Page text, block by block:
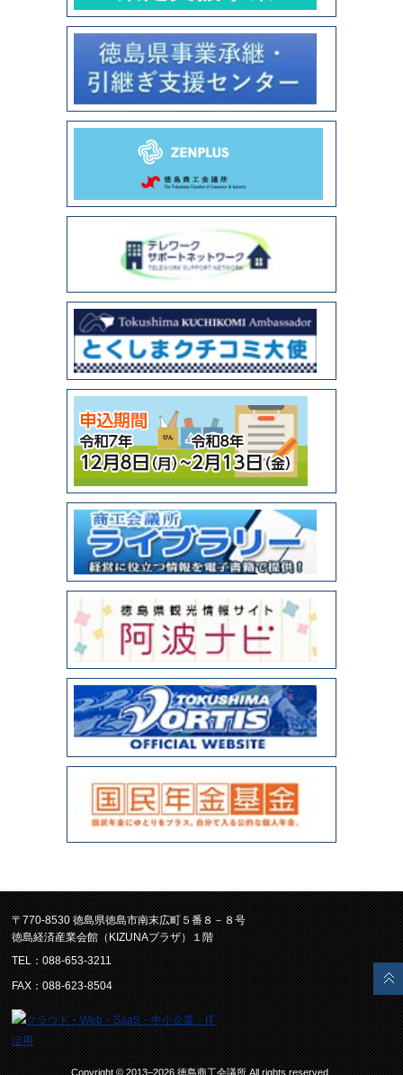
〒770-8530 徳島県徳島市南末広町５番８－８号
徳島経済産業会館（KIZUNAプラザ）１階
TEL：088-653-3211
FAX：088-623-8504
Copyright © 2013–2026 徳島商工会議所.All rights reserved.